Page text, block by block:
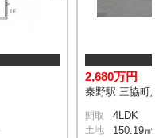
2,680万円
秦野駅 三協町
間取 4LDK
土地 150.19㎡